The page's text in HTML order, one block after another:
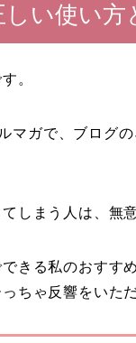
しい使い
。
マガで、ブログ
しまう人は、無
きる私のおすす
ちゃ反響をいた